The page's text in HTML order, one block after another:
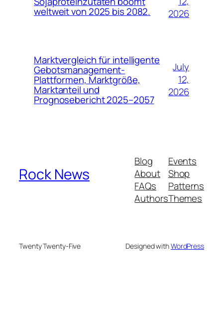
weltweit von 2025 bis 2082.
2026
Marktvergleich für intelligente
Gebotsmanagement-
Plattformen, Marktgröße,
Marktanteil und
Prognosebericht 2025–2057
July
12,
2026
Rock News
Blog
About
FAQs
Authors
Events
Shop
Patterns
Themes
Twenty Twenty-Five Designed withWordPress